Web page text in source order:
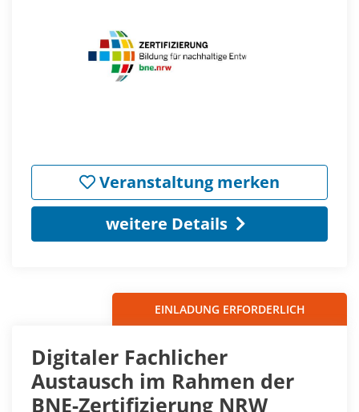
Veranstaltung merken
weitere Details
EINLADUNG ERFORDERLICH
Digitaler Fachlicher
Austausch im Rahmen der
BNE-Zertifizierung NRW